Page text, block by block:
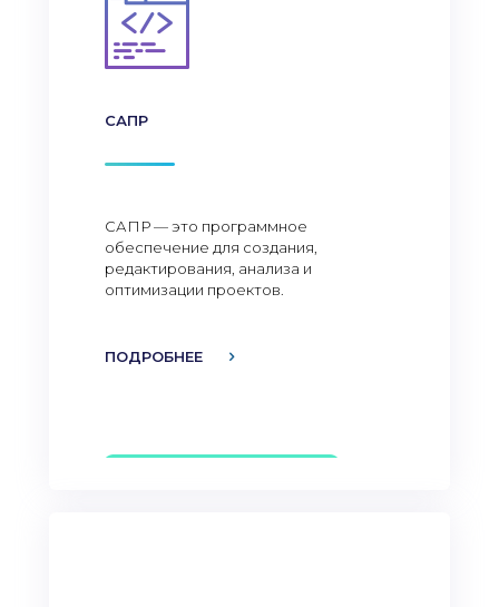
САПР
САПР — это программное
обеспечение для создания,
редактирования, анализа и
оптимизации проектов.
ПОДРОБНЕЕ